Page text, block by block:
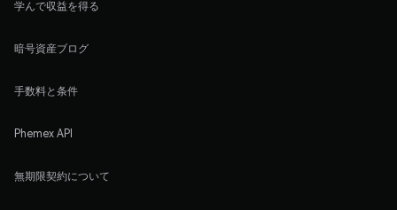
学んで収益を得る
暗号資産ブログ
手数料と条件
Phemex API
無期限契約について